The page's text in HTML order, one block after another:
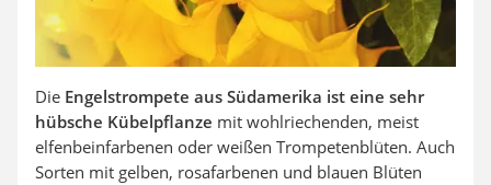
Die Engelstrompete aus Südamerika ist eine sehr
hübsche Kübelpflanze mit wohlriechenden, meist
elfenbeinfarbenen oder weißen Trompetenblüten. Auch
Sorten mit gelben, rosafarbenen und blauen Blüten